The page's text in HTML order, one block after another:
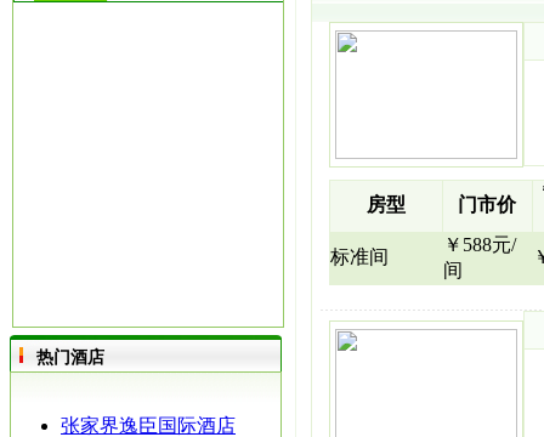
热门酒店
张家界逸臣国际酒店
房型 门市价
标准间
￥588元/
间